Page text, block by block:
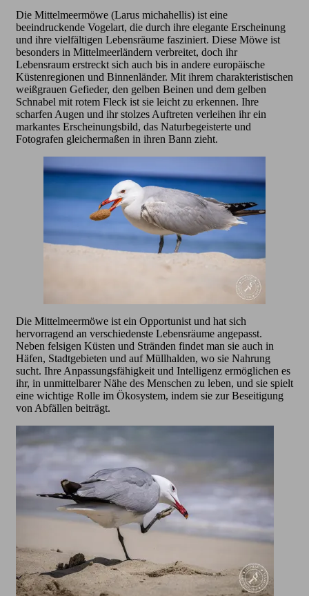
Die Mittelmeermöwe (Larus michahellis) ist eine
beeindruckende Vogelart, die durch ihre elegante Erscheinung
und ihre vielfältigen Lebensräume fasziniert. Diese Möwe ist
besonders in Mittelmeerländern verbreitet, doch ihr
Lebensraum erstreckt sich auch bis in andere europäische
Küstenregionen und Binnenländer. Mit ihrem charakteristischen
weißgrauen Gefieder, den gelben Beinen und dem gelben
Schnabel mit rotem Fleck ist sie leicht zu erkennen. Ihre
scharfen Augen und ihr stolzes Auftreten verleihen ihr ein
markantes Erscheinungsbild, das Naturbegeisterte und
Fotografen gleichermaßen in ihren Bann zieht.
Die Mittelmeermöwe ist ein Opportunist und hat sich
hervorragend an verschiedenste Lebensräume angepasst.
Neben felsigen Küsten und Stränden findet man sie auch in
Häfen, Stadtgebieten und auf Müllhalden, wo sie Nahrung
sucht. Ihre Anpassungsfähigkeit und Intelligenz ermöglichen es
ihr, in unmittelbarer Nähe des Menschen zu leben, und sie spielt
eine wichtige Rolle im Ökosystem, indem sie zur Beseitigung
von Abfällen beiträgt.